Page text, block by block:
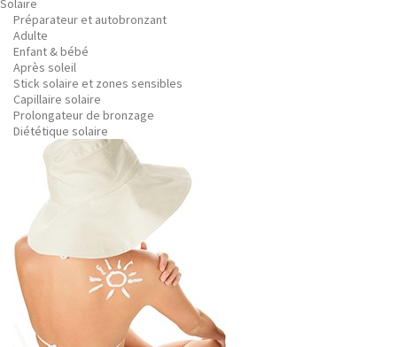
Solaire
Préparateur et autobronzant
Adulte
Enfant & bébé
Après soleil
Stick solaire et zones sensibles
Capillaire solaire
Prolongateur de bronzage
Diététique solaire